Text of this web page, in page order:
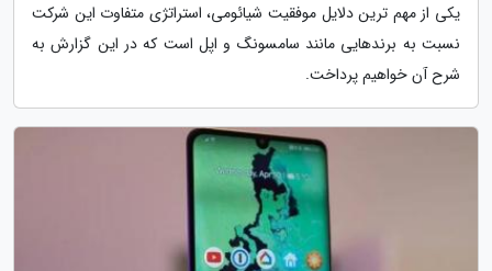
یکی از مهم ترین دلایل موفقیت شیائومی، استراتژی متفاوت این شرکت
نسبت به برندهایی مانند سامسونگ و اپل است که در این گزارش به
شرح آن خواهیم پرداخت.